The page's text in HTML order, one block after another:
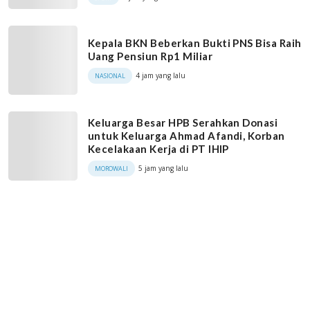
Kepala BKN Beberkan Bukti PNS Bisa Raih
Uang Pensiun Rp1 Miliar
NASIONAL 4 jam yang lalu
Keluarga Besar HPB Serahkan Donasi
untuk Keluarga Ahmad Afandi, Korban
Kecelakaan Kerja di PT IHIP
MOROWALI 5 jam yang lalu